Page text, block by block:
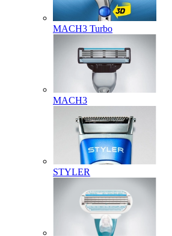
MACH3 Turbo
MACH3
STYLER